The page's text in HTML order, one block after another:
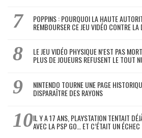
POPPINS : POURQUOI LA HAUTE
REMBOURSER CE JEU VIDÉO CONTRE LA
LE JEU VIDÉO PHYSIQUE N’EST PAS
PLUS DE JOUEURS REFUSENT LE TOUT
NINTENDO TOURNE UNE PAGE
DISPARAÎTRE DES RAYONS
IL Y A 17 ANS, PLAYSTATION TENTAIT
AVEC LA PSP GO… ET C’ÉTAIT UN ÉCHEC